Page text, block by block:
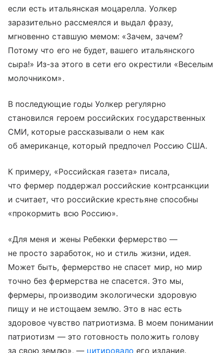
если есть итальянская моцарелла. Уолкер
заразительно рассмеялся и выдал фразу,
мгновенно ставшую мемом: «Зачем, зачем?
Потому что его не будет, вашего итальянского
сыра!» Из-за этого в сети его окрестили «Веселым
молочником».
В последующие годы Уолкер регулярно
становился героем российских государственных
СМИ, которые рассказывали о нем как
об американце, который предпочел Россию США.
К примеру, «Российская газета» писала,
что фермер поддержал российские контрсанкции
и считает, что российские крестьяне способны
«прокормить всю Россию».
«Для меня и жены Ребекки фермерство —
не просто заработок, но и стиль жизни, идея.
Может быть, фермерство не спасет мир, но мир
точно без фермерства не спасется. Это мы,
фермеры, производим экологически здоровую
пищу и не истощаем землю. Это в нас есть
здоровое чувство патриотизма. В моем понимании
патриотизм — это готовность положить голову
за свою землю», — цитировало его издание.